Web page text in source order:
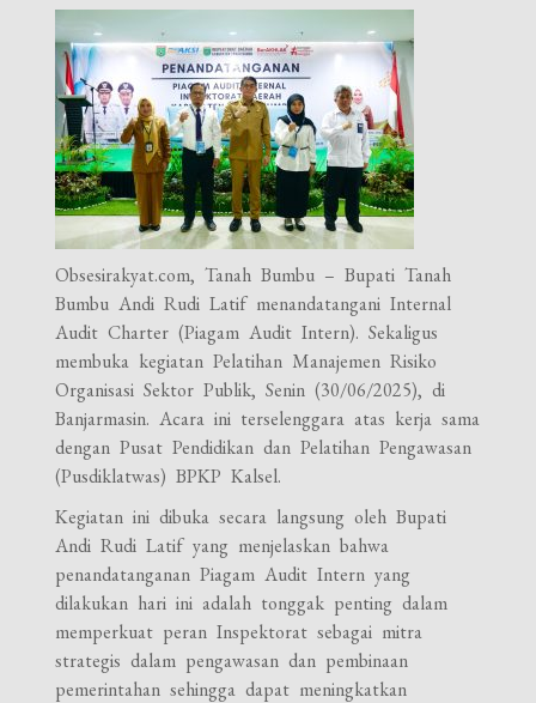
Obsesirakyat.com, Tanah Bumbu – Bupati Tanah
Bumbu Andi Rudi Latif menandatangani Internal
Audit Charter (Piagam Audit Intern). Sekaligus
membuka kegiatan Pelatihan Manajemen Risiko
Organisasi Sektor Publik, Senin (30/06/2025), di
Banjarmasin. Acara ini terselenggara atas kerja sama
dengan Pusat Pendidikan dan Pelatihan Pengawasan
(Pusdiklatwas) BPKP Kalsel.
Kegiatan ini dibuka secara langsung oleh Bupati
Andi Rudi Latif yang menjelaskan bahwa
penandatanganan Piagam Audit Intern yang
dilakukan hari ini adalah tonggak penting dalam
memperkuat peran Inspektorat sebagai mitra
strategis dalam pengawasan dan pembinaan
pemerintahan sehingga dapat meningkatkan